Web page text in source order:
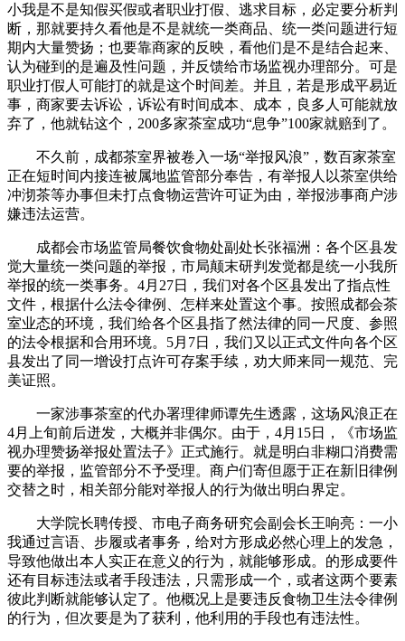
小我是不是知假买假或者职业打假、逃求目标，必定要分析判
断，那就要持久看他是不是就统一类商品、统一类问题进行短
期内大量赞扬；也要靠商家的反映，看他们是不是结合起来、
认为碰到的是遍及性问题，并反馈给市场监视办理部分。可是
职业打假人可能打的就是这个时间差。并且，若是形成平易近
事，商家要去诉讼，诉讼有时间成本、成本，良多人可能就放
弃了，他就钻这个，200多家茶室成功“息争”100家就赔到了。
不久前，成都茶室界被卷入一场“举报风浪”，数百家茶室
正在短时间内接连被属地监管部分奉告，有举报人以茶室供给
冲沏茶等办事但未打点食物运营许可证为由，举报涉事商户涉
嫌违法运营。
成都会市场监管局餐饮食物处副处长张福洲：各个区县发
觉大量统一类问题的举报，市局颠末研判发觉都是统一小我所
举报的统一类事务。4月27日，我们对各个区县发出了指点性
文件，根据什么法令律例、怎样来处置这个事。按照成都会茶
室业态的环境，我们给各个区县指了然法律的同一尺度、参照
的法令根据和合用环境。5月7日，我们又以正式文件向各个区
县发出了同一增设打点许可存案手续，劝大师来同一规范、完
美证照。
一家涉事茶室的代办署理律师谭先生透露，这场风浪正在
4月上旬前后迸发，大概并非偶尔。由于，4月15日，《市场监
视办理赞扬举报处置法子》正式施行。就是明白非糊口消费需
要的举报，监管部分不予受理。商户们寄但愿于正在新旧律例
交替之时，相关部分能对举报人的行为做出明白界定。
大学院长聘传授、市电子商务研究会副会长王响亮：一小
我通过言语、步履或者事务，给对方形成必然心理上的发急，
导致他做出本人实正在意义的行为，就能够形成。的形成要件
还有目标违法或者手段违法，只需形成一个，或者这两个要素
彼此判断就能够认定了。他概况上是要违反食物卫生法令律例
的行为，但次要是为了获利，他利用的手段也有违法性。